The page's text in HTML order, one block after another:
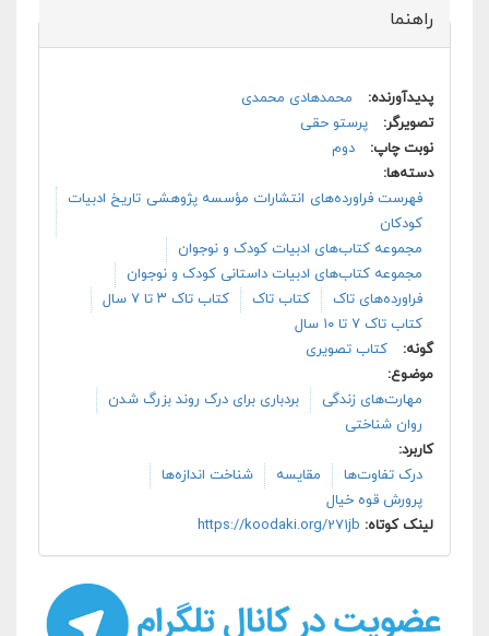
پنهان کن
راهنما
پدیدآورنده:
محمدهادی محمدی
تصویرگر:
پرستو حقی
نوبت چاپ:
دوم
دسته‌ها:
فهرست فراورده‌های انتشارات مؤسسه پژوهشی تاریخ ادبیات
کودکان
مجموعه کتاب‌های ادبیات کودک و نوجوان
مجموعه کتاب‌های ادبیات داستانی کودک و نوجوان
فراورده‌های تاک
کتاب تاک
کتاب تاک ۳ تا ۷ سال
کتاب تاک ۷ تا ۱۰ سال
گونه:
کتاب تصویری
موضوع:
مهارت‌های زندگی
بردباری برای درک روند بزرگ شدن
روان شناختی
کاربرد:
درک تفاوت‌ها
مقایسه
شناخت اندازه‌ها
پرورش قوه خیال
لینک کوتاه: https://koodaki.org/271jb